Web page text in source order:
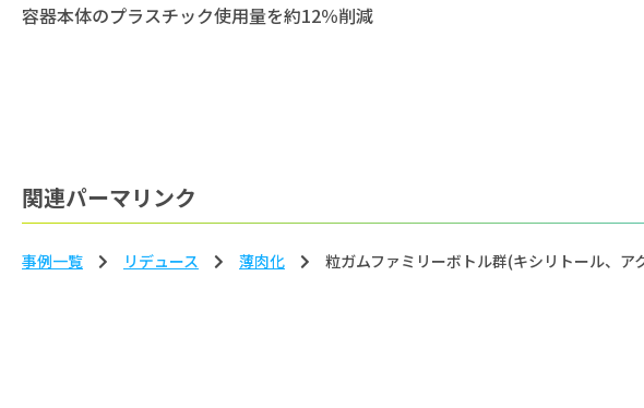
容器本体のプラスチック使用量を約12％削減
関連パーマリンク
事例一覧 リデュース 薄⾁化 粒ガムファミリーボトル群(キシリトール、ア